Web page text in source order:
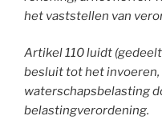
het vaststellen van
Artikel 110 luidt
besluit tot het
waterschapsbelasting
belastingverordening.